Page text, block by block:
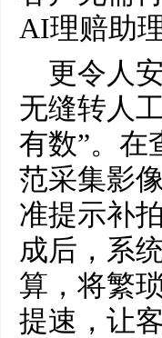
AI理赔助
更令人
无缝转人
有数”。在
范采集影
准提示补
成后，系
算，将繁
提速，让